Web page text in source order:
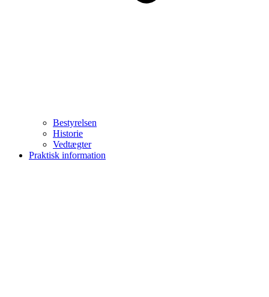
Bestyrelsen
Historie
Vedtægter
Praktisk information